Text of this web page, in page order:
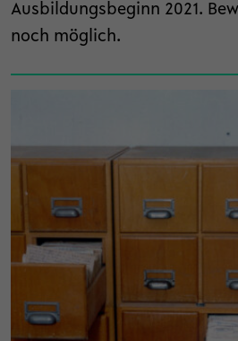
Ausbildungsbeginn 2021.
noch möglich.